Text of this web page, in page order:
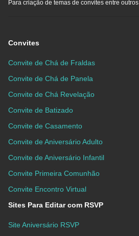
Para criação de temas de convites entre outros
Convites
Convite de Chá de Fraldas
Convite de Chá de Panela
Convite de Chá Revelação
Convite de Batizado
Convite de Casamento
Convite de Aniversário Adulto
Convite de Aniversário Infantil
Convite Primeira Comunhão
Convite Encontro Virtual
Sites Para Editar com RSVP
Site Aniversário RSVP